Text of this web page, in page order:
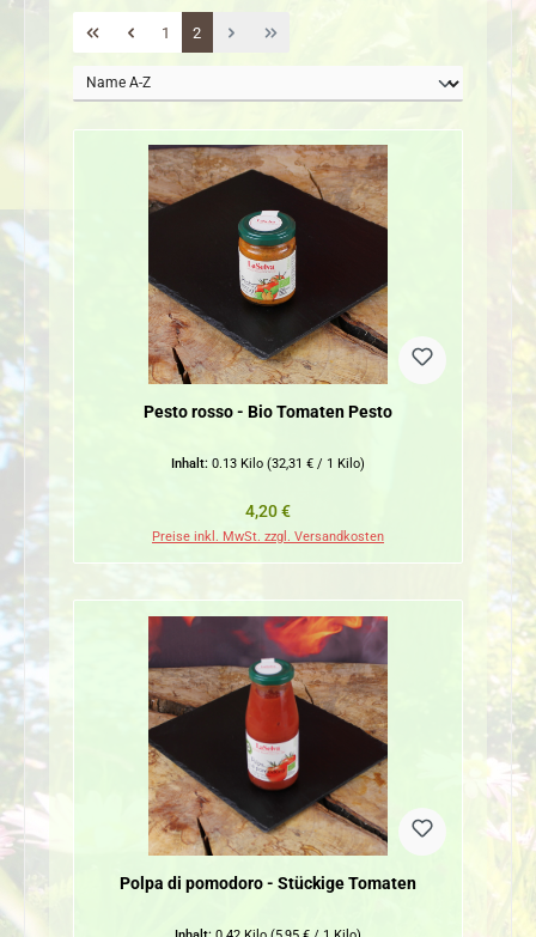
Seite
1 Seite
2
Pesto rosso - Bio Tomaten Pesto
Inhalt: 0.13 Kilo (32,31 € / 1 Kilo)
Regulärer Preis:
4,20 €
Preise inkl. MwSt. zzgl. Versandkosten
Polpa di pomodoro - Stückige Tomaten